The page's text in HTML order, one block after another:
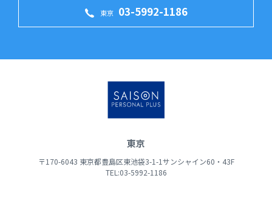
東京 03-5992-1186
東京
〒170-6043 東京都豊島区東池袋3-1-1サンシャイン60・43F
TEL:03-5992-1186